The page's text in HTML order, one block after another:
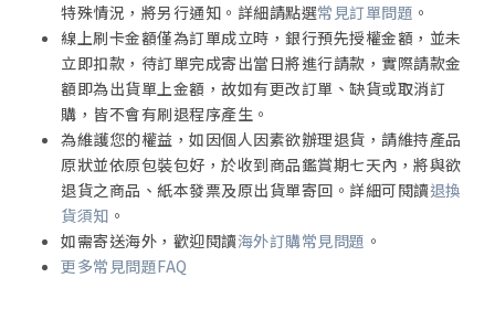
特殊情況，將另行通知。詳細請點選常見訂單問題 。
線上刷卡金額僅為訂單成立時，銀行預先授權金額，並未
立即扣款，待訂單完成寄出當日將進行請款，實際請款金
額即為出貨單上金額，故如有更改訂單、缺貨或取消訂
購，皆不會有刷退程序產生。
為維護您的權益，如因個人因素欲辦理退貨，請維持產品
原狀並依原包裝包好，於收到商品鑑賞期七天內，將與欲
退貨之商品、紙本發票及原出貨單寄回。詳細可閱讀退換
貨須知 。
如需寄送海外，歡迎閱讀海外訂購常見問題 。
更多常見問題FAQ